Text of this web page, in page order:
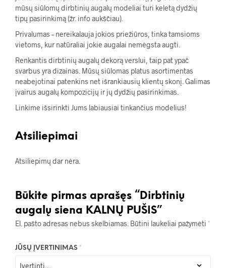
mūsų siūlomų dirbtinių augalų modeliai turi keletą dydžių
tipų pasirinkimą (žr. info aukščiau).
Privalumas – nereikalauja jokios priežiūros, tinka tamsioms
vietoms, kur natūraliai jokie augalai nemėgsta augti.
Renkantis dirbtinių augalų dekorą verslui, taip pat ypač
svarbus yra dizainas. Mūsų siūlomas platus asortimentas
neabejotinai patenkins net išrankiausių klientų skonį. Galimas
įvairus augalų kompozicijų ir jų dydžių pasirinkimas.
Linkime išsirinkti Jums labiausiai tinkančius modelius!
Atsiliepimai
Atsiliepimų dar nėra.
Būkite pirmas aprašęs “Dirbtinių
augalų siena KALNŲ PUŠIS”
El. pašto adresas nebus skelbiamas. Būtini laukeliai pažymėti *
JŪSŲ ĮVERTINIMAS *